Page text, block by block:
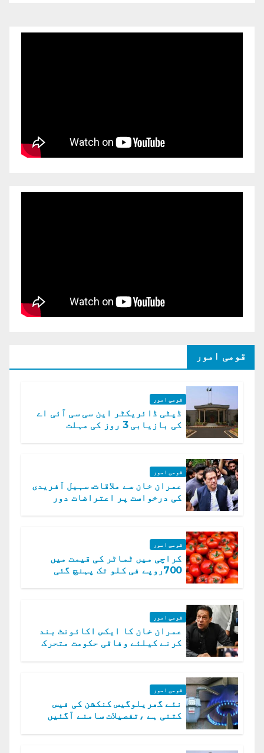
قومی امور
قومی امور
ڈپٹی ڈائریکٹر این سی سی آئی اے
کی بازیابی 3 روز کی مہلت
قومی امور
عمران خان سے ملاقات. سہیل آفریدی
کی درخواست پر اعتراضات دور
قومی امور
کراچی میں ٹماٹر کی قیمت میں
700روپے فی کلو تک پہنچ گئی
قومی امور
عمران خان کا ایکس اکائونٹ بند
کرنے کیلئے وفاقی حکومت متحرک
قومی امور
نئے گھریلوگیس کنکشن کی فیس
کتنی ہے ،تفصیلات سامنے آگئیں